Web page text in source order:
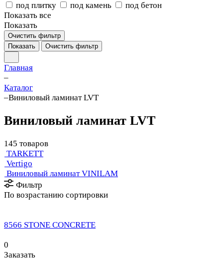
под плитку
под камень
под бетон
Показать все
Показать
Очистить фильтр
Показать
Очистить фильтр
Главная
–
Каталог
–Виниловый ламинат LVT
Виниловый ламинат LVT
145 товаров
TARKETT
Vertigo
Виниловый ламинат VINILAM
Фильтр
По возрастанию сортировки
8566 STONE CONCRETE
0
Заказать